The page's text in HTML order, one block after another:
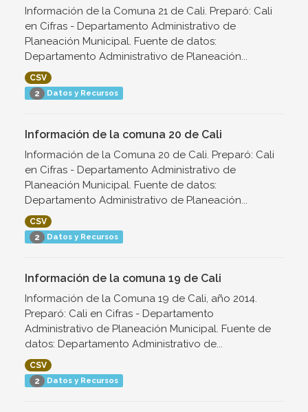
Información de la Comuna 21 de Cali. Preparó: Cali
en Cifras - Departamento Administrativo de
Planeación Municipal. Fuente de datos:
Departamento Administrativo de Planeación...
CSV
2 Datos y Recursos
Información de la comuna 20 de Cali
Información de la Comuna 20 de Cali. Preparó: Cali
en Cifras - Departamento Administrativo de
Planeación Municipal. Fuente de datos:
Departamento Administrativo de Planeación...
CSV
2 Datos y Recursos
Información de la comuna 19 de Cali
Información de la Comuna 19 de Cali, año 2014.
Preparó: Cali en Cifras - Departamento
Administrativo de Planeación Municipal. Fuente de
datos: Departamento Administrativo de...
CSV
2 Datos y Recursos